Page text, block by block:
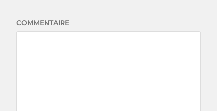
COMMENTAIRE